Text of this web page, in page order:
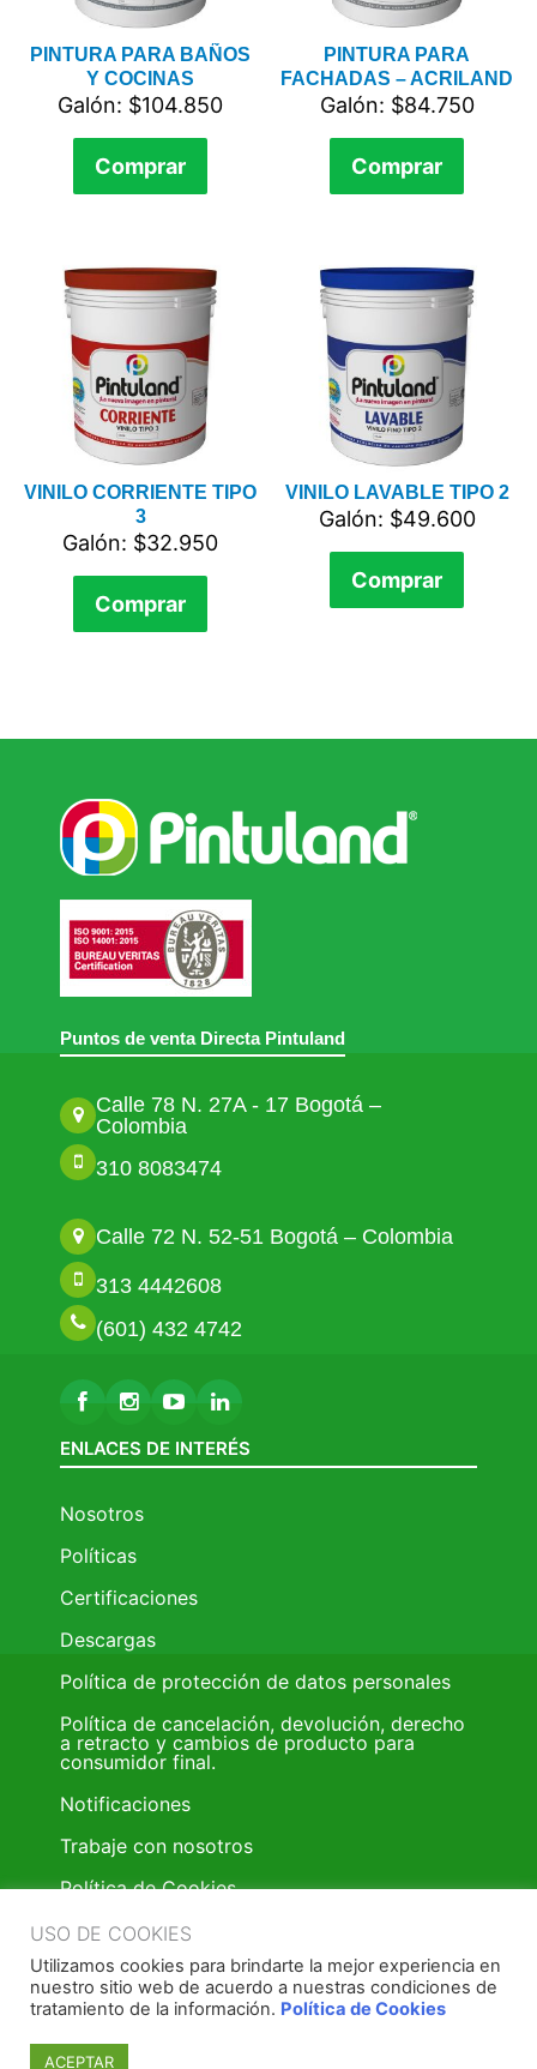
PINTURA PARA BAÑOS
Y COCINAS
Galón: $104.850
Comprar
PINTURA PARA
FACHADAS – ACRILAND
Galón: $84.750
Comprar
VINILO CORRIENTE TIPO
3
Galón: $32.950
Comprar
VINILO LAVABLE TIPO 2
Galón: $49.600
Comprar
USO DE COOKIES
Utilizamos cookies para brindarte la mejor experiencia en
nuestro sitio web de acuerdo a nuestras condiciones de
tratamiento de la información. Política de Cookies
ACEPTAR
Puntos de venta Directa Pintuland
Calle 78 N. 27A - 17 Bogotá –
Colombia
310 8083474
Calle 72 N. 52-51 Bogotá – Colombia
313 4442608
(601) 432 4742
ENLACES DE INTERÉS
Nosotros
Políticas
Certificaciones
Descargas
Política de protección de datos personales
Política de cancelación, devolución, derecho
a retracto y cambios de producto para
consumidor final.
Notificaciones
Trabaje con nosotros
Política de Cookies
Trabaje con nosotros
Política donación de pintura
Términos y condiciones